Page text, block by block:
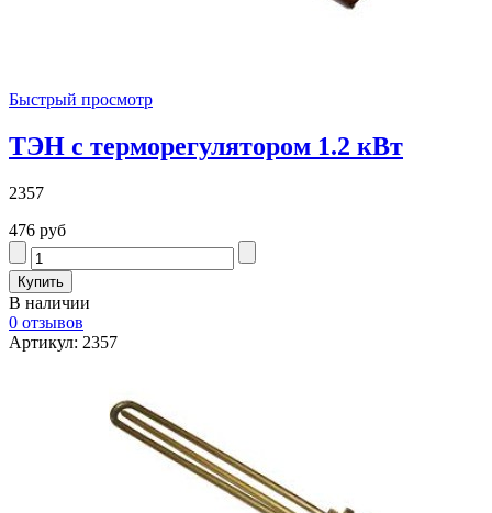
Быстрый просмотр
ТЭН с терморегулятором 1.2 кВт
2357
476 руб
В наличии
0 отзывов
Артикул: 2357